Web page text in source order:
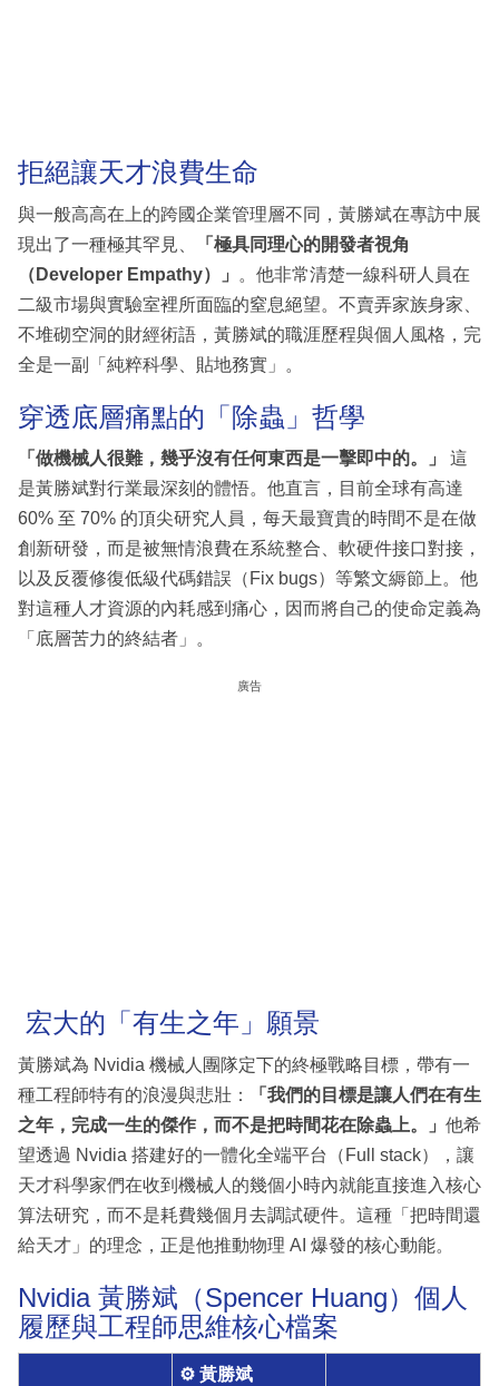
拒絕讓天才浪費生命
與一般高高在上的跨國企業管理層不同，黃勝斌在專訪中展
現出了一種極其罕見、
「極具同理心的開發者視角
（Developer Empathy）」
。他非常清楚一線科研人員在
二級市場與實驗室裡所面臨的窒息絕望。不賣弄家族身家、
不堆砌空洞的財經術語，黃勝斌的職涯歷程與個人風格，完
全是一副「純粹科學、貼地務實」。
穿透底層痛點的「除蟲」哲學
「做機械人很難，幾乎沒有任何東西是一擊即中的。」
這
是黃勝斌對行業最深刻的體悟。他直言，目前全球有高達
60% 至 70% 的頂尖研究人員，每天最寶貴的時間不是在做
創新研發，而是被無情浪費在系統整合、軟硬件接口對接，
以及反覆修復低級代碼錯誤（Fix bugs）等繁文縟節上。他
對這種人才資源的內耗感到痛心，因而將自己的使命定義為
「底層苦力的終結者」。
廣告
宏大的「有生之年」願景
黃勝斌為 Nvidia 機械人團隊定下的終極戰略目標，帶有一
種工程師特有的浪漫與悲壯：
「我們的目標是讓人們在有生
之年，完成一生的傑作，而不是把時間花在除蟲上。」 他希
望透過 Nvidia 搭建好的一體化全端平台（Full stack），讓
天才科學家們在收到機械人的幾個小時內就能直接進入核心
算法研究，而不是耗費幾個月去調試硬件。這種「把時間還
給天才」的理念，正是他推動物理 AI 爆發的核心動能。
Nvidia 黃勝斌（Spencer Huang）個人
履歷與工程師思維核心檔案
⚙️ 黃勝斌